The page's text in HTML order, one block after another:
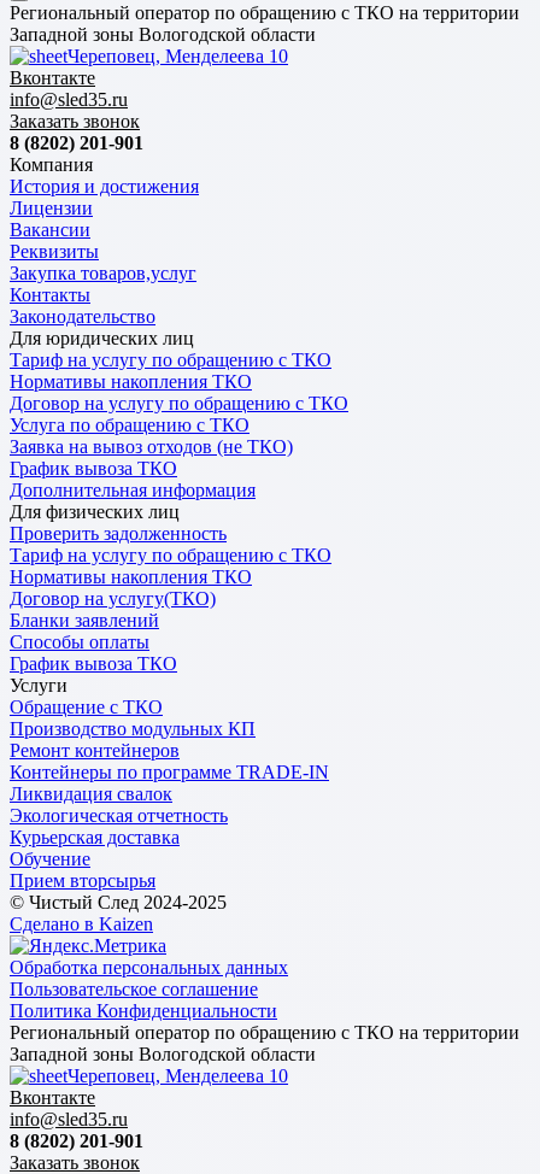
Региональный оператор по обращению с ТКО на территории
Западной зоны Вологодской области
Череповец, Менделеева 10
Вконтакте
info@sled35.ru
Заказать звонок
8 (8202) 201-901
Компания
История и достижения
Лицензии
Вакансии
Реквизиты
Закупка товаров,услуг
Контакты
Законодательство
Для юридических лиц
Тариф на услугу по обращению с ТКО
Нормативы накопления ТКО
Договор на услугу по обращению с ТКО
Услуга по обращению с ТКО
Заявка на вывоз отходов (не ТКО)
График вывоза ТКО
Дополнительная информация
Для физических лиц
Проверить задолженность
Тариф на услугу по обращению с ТКО
Нормативы накопления ТКО
Договор на услугу(ТКО)
Бланки заявлений
Способы оплаты
График вывоза ТКО
Услуги
Обращение с ТКО
Производство модульных КП
Ремонт контейнеров
Контейнеры по программе TRADE-IN
Ликвидация свалок
Экологическая отчетность
Курьерская доставка
Обучение
Прием вторсырья
© Чистый След 2024-2025
Сделано в Kaizen
Обработка персональных данных
Пользовательское соглашение
Политика Конфиденциальности
Региональный оператор по обращению с ТКО на территории
Западной зоны Вологодской области
Череповец, Менделеева 10
Вконтакте
info@sled35.ru
8 (8202) 201-901
Заказать звонок